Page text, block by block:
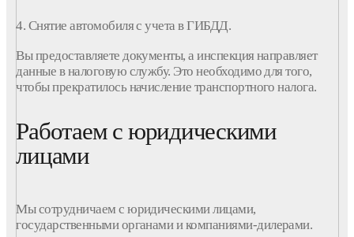
4. Снятиеавтомобилясучета вГИБДД.
Вы предоставляете документы, а инспекция направляет
данные в налоговую службу. Это необходимо для того,
чтобы прекратилось начисление транспортного налога.
Работаем с юридическими
лицами
Мы сотрудничаем с юридическими лицами,
государственными органами икомпаниями-дилерами.